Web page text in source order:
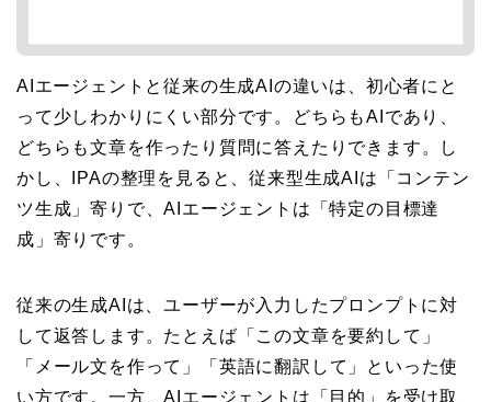
AIエージェントと従来の生成AIの違いは、初心者にと
って少しわかりにくい部分です。どちらもAIであり、
どちらも文章を作ったり質問に答えたりできます。し
かし、IPAの整理を見ると、従来型生成AIは「コンテン
ツ生成」寄りで、AIエージェントは「特定の目標達
成」寄りです。
従来の生成AIは、ユーザーが入力したプロンプトに対
して返答します。たとえば「この文章を要約して」
「メール文を作って」「英語に翻訳して」といった使
い方です。一方、AIエージェントは「目的」を受け取